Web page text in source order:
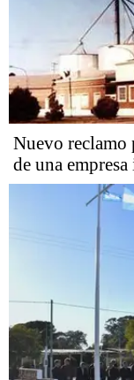
Nuevo reclamo
de una